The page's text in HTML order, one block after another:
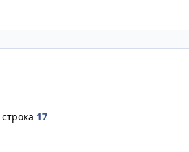
строка 17